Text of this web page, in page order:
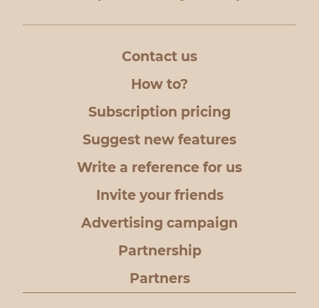
Contact us
How to?
Subscription pricing
Suggest new features
Write a reference for us
Invite your friends
Advertising campaign
Partnership
Partners